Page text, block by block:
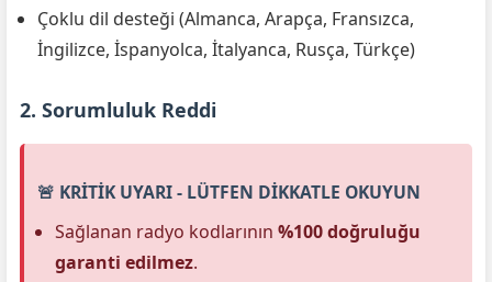
Çoklu dil desteği (Almanca, Arapça, Fransızca,
İngilizce, İspanyolca, İtalyanca, Rusça, Türkçe)
2. Sorumluluk Reddi
🚨 KRİTİK UYARI - LÜTFEN DİKKATLE OKUYUN
Sağlanan radyo kodlarının %100 doğruluğu
garanti edilmez.